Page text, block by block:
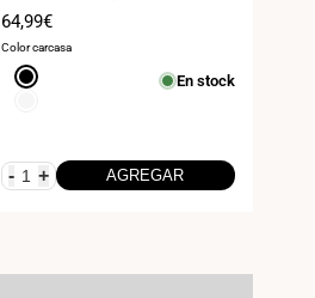
Precio
de
venta
64,99€
Color carcasa
Negro
En stock
- + AGREGAR